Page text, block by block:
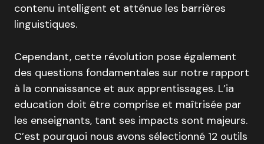
contenu intelligent et atténue les barrières
linguistiques.
Cependant, cette révolution pose également
des questions fondamentales sur notre rapport
à la connaissance et aux apprentissages. L’ia
education doit être comprise et maîtrisée par
les enseignants, tant ses impacts sont majeurs.
C’est pourquoi nous avons sélectionné 12 outils